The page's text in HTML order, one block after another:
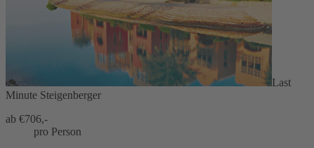
Last
Minute Steigenberger
ab €706,-
pro Person